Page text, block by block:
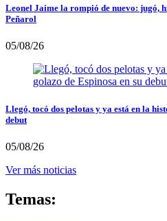
Leonel Jaime la rompió de nuevo: jugó,
Peñarol
05/08/26
Llegó, tocó dos pelotas y ya está en la
debut
05/08/26
Ver más noticias
Temas: